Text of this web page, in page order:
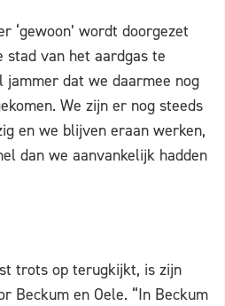
‘gewoon’ wordt doorgezet
stad van het aardgas te
jammer dat we daarmee nog
We zijn er nog steeds
en we blijven eraan werken,
dan we aanvankelijk hadden
trots op terugkijkt, is zijn
Beckum en Oele. “In Beckum